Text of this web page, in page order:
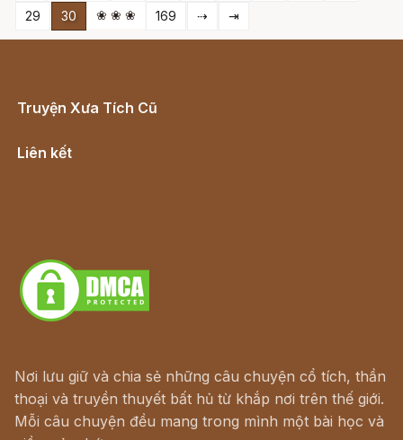
29
30 ❀ ❀ ❀ 169 ⇢ ⇥
Truyện Xưa Tích Cũ
Liên kết
Nơi lưu giữ và chia sẻ những câu chuyện cổ tích, thần
thoại và truyền thuyết bất hủ từ khắp nơi trên thế giới.
Mỗi câu chuyện đều mang trong mình một bài học và